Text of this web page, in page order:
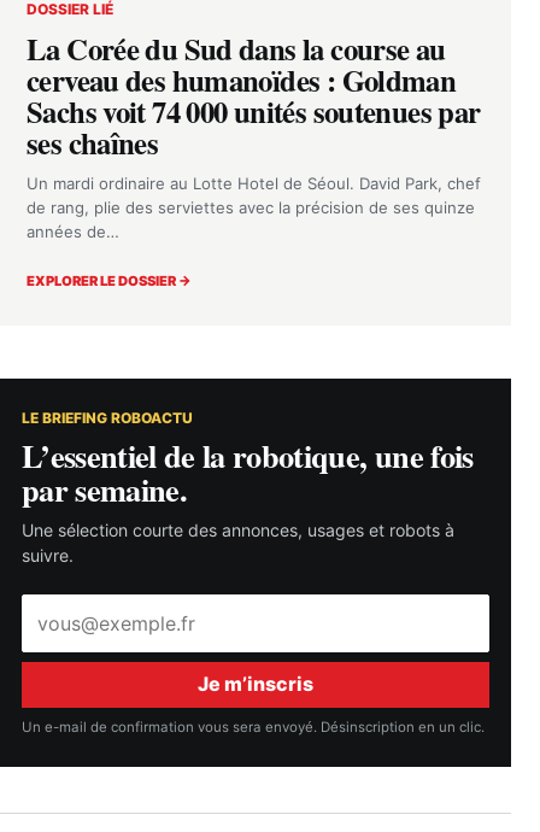
DOSSIER LIÉ
La Corée du Sud dans la course au
cerveau des humanoïdes : Goldman
Sachs voit 74 000 unités soutenues par
ses chaînes
Un mardi ordinaire au Lotte Hotel de Séoul. David Park, chef
de rang, plie des serviettes avec la précision de ses quinze
années de…
EXPLORER LE DOSSIER →
LE BRIEFING ROBOACTU
L’essentiel de la robotique, une fois
par semaine.
Une sélection courte des annonces, usages et robots à
suivre.
mail
Je m’inscris
Un e-mail de confirmation vous sera envoyé. Désinscription en un clic.